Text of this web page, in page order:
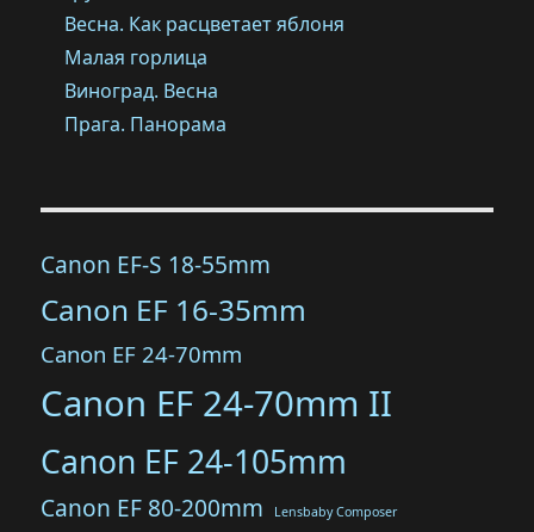
Весна. Как расцветает яблоня
Малая горлица
Виноград. Весна
Прага. Панорама
Canon EF-S 18-55mm
Canon EF 16-35mm
Canon EF 24-70mm
Canon EF 24-70mm II
Canon EF 24-105mm
Canon EF 80-200mm Lensbaby Composer